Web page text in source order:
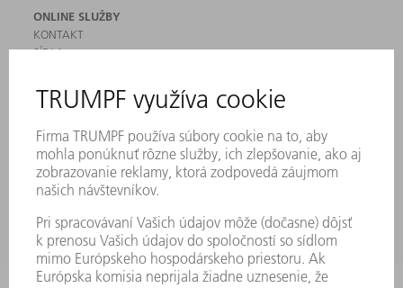
ONLINE SLUŽBY
KONTAKT
SÍDLA
PRIHLÁSENIE NA ODBER NOVINIEK
KARTA BEZPEČNOSTNÝCH ÚDAJOV
STROJE & SYSTÉMY
LASER
VÝKONOVÁ ELEKTRONIKA
ELEKTRICKÉ RUČNÉ NÁRADIE
SMART FACTORY
SOFTVÉR
SLUŽBY
APLIKÁCIE